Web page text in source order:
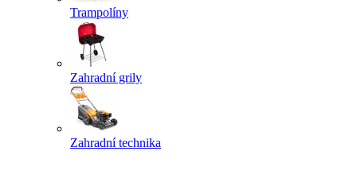
Trampolíny
Zahradní grily
Zahradní technika